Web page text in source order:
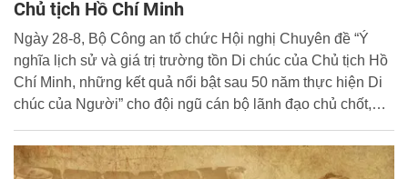
Chủ tịch Hồ Chí Minh
Ngày 28-8, Bộ Công an tổ chức Hội nghị Chuyên đề “Ý
nghĩa lịch sử và giá trị trường tồn Di chúc của Chủ tịch Hồ
Chí Minh, những kết quả nổi bật sau 50 năm thực hiện Di
chúc của Người” cho đội ngũ cán bộ lãnh đạo chủ chốt,
tuyến trong toàn lực lượng.